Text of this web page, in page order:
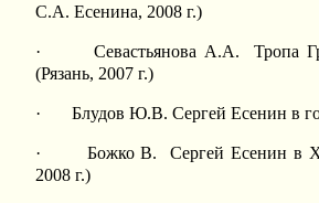
С.А. Есенина, 2008 г.)
· Севастьянова А.А. Тропа
(Рязань, 2007 г.)
· Блудов Ю.В. Сергей Есенин в
· Божко В. Сергей Есенин в
2008 г.)